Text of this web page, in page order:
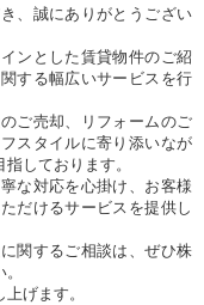
、誠にありがとうござい
ンとした賃貸物件のご紹
する幅広いサービスを行
ご売却、リフォームのご
スタイルに寄り添いなが
しております。
な対応を心掛け、お客様
だけるサービスを提供し
関するご相談は、ぜひ株
げます。